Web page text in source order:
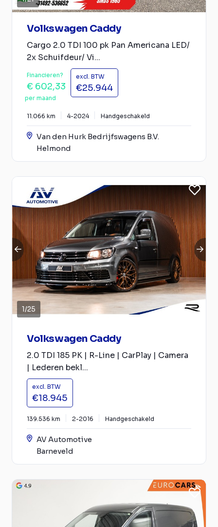
Volkswagen Caddy
Cargo 2.0 TDI 100 pk Pan Americana LED/
2x Schuifdeur/ Vi...
Financieren?
€ 602,33
per maand
excl. BTW
€25.944
11.066 km 4-2024 Handgeschakeld
Van den Hurk Bedrijfswagens B.V.
Helmond
1/25
Volkswagen Caddy
2.0 TDI 185 PK | R-Line | CarPlay | Camera
| Lederen bekl...
excl. BTW
€18.945
139.536 km 2-2016 Handgeschakeld
AV Automotive
Barneveld